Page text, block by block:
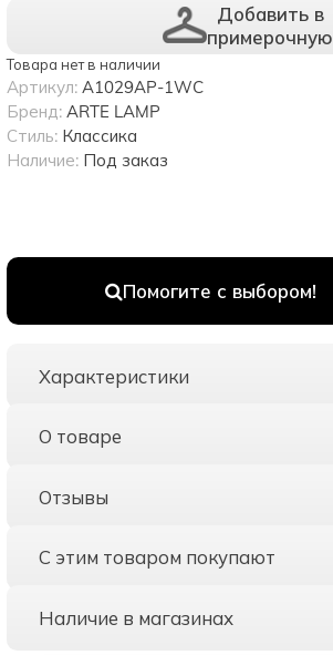
Добавить в
примерочную
Товара нет в наличии
Помогите с выбором!
Артикул: A1029AP-1WC
Бренд: ARTE LAMP
Стиль: Классика
Наличие: Под заказ
Характеристики
О товаре
Отзывы
С этим товаром покупают
Наличие в магазинах